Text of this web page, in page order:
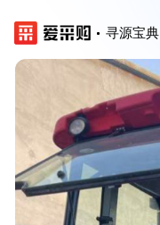
寻源宝典